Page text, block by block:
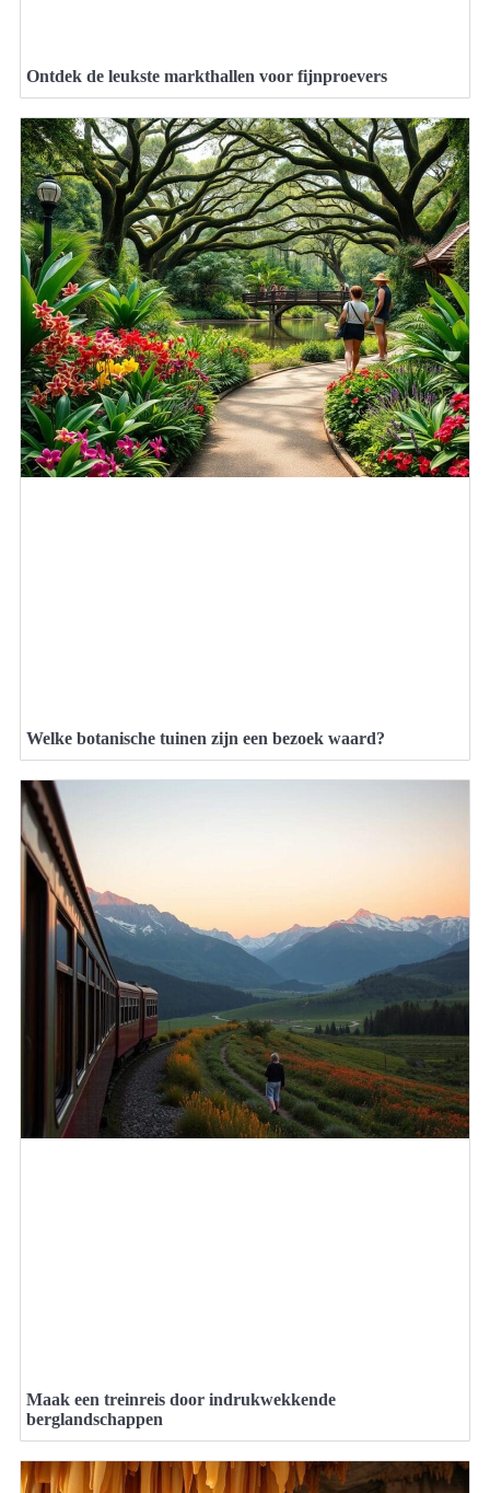
Ontdek de leukste markthallen voor fijnproevers
Welke botanische tuinen zijn een bezoek waard?
Maak een treinreis door indrukwekkende
berglandschappen